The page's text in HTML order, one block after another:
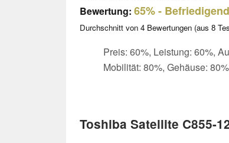
Bewertung: 65%- Befriedigend
Durchschnitt von 4 Bewertungen (aus 8
Preis: 60%, Leistung: 60%,
Mobilität: 80%, Gehäuse:
Toshiba Satellite C855-